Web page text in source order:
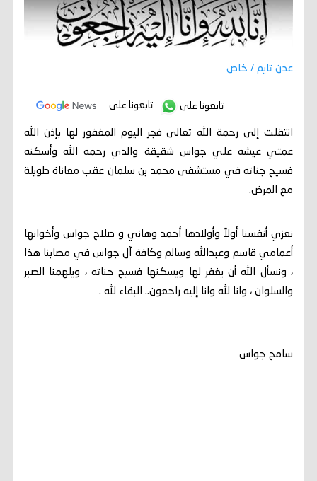
عدن تايم / خاص
تابعونا على تابعونا على
انتقلت إلى رحمة الله تعالى فجر اليوم المغفور لها بإذن الله
عمتي عيشه علي جواس شقيقة والدي رحمه الله وأسكنه
فسيح جناته في مستشفى محمد بن سلمان عقب معاناة طويلة
مع المرض.
نعزي أنفسنا أولاً وأولادها أحمد وهاني و صلاح جواس وأخوانها
أعمامي قاسم وعبدالله وسالم وكافة آل جواس في مصابنا هذا
، ونسأل الله أن يغفر لها ويسكنها فسيح جناته ، ويلهمنا الصبر
والسلوان ، وانا لله وانا إليه راجعون.. البقاء لله .
سامح جواس